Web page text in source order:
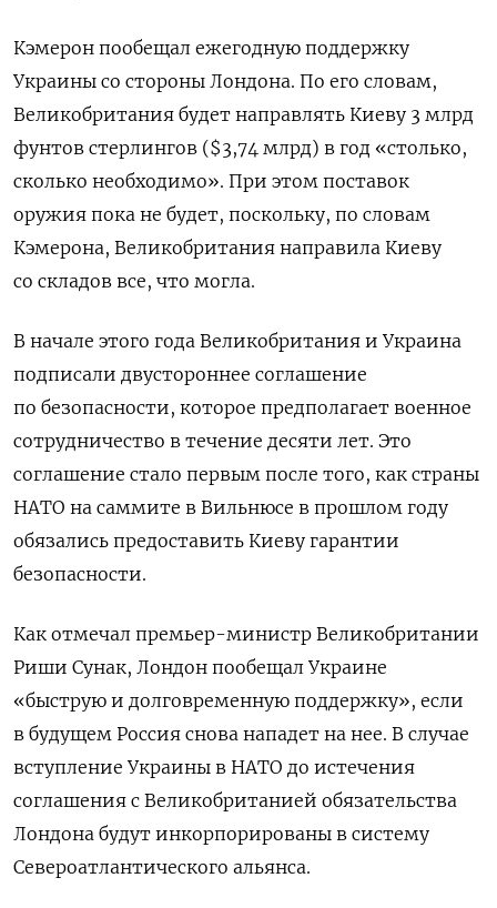
Кэмерон пообещал ежегодную поддержку
Украины со стороны Лондона. По его словам,
Великобритания будет направлять Киеву 3 млрд
фунтов стерлингов ($3,74 млрд) в год «столько,
сколько необходимо». При этом поставок
оружия пока не будет, поскольку, по словам
Кэмерона, Великобритания направила Киеву
со складов все, что могла.
В начале этого года Великобритания и Украина
подписали двустороннее соглашение
по безопасности, которое предполагает военное
сотрудничество в течение десяти лет. Это
соглашение стало первым после того, как страны
НАТО на саммите в Вильнюсе в прошлом году
обязались предоставить Киеву гарантии
безопасности.
Как отмечал премьер-министр Великобритании
Риши Сунак, Лондон пообещал Украине
«быструю и долговременную поддержку», если
в будущем Россия снова нападет на нее. В случае
вступление Украины в НАТО до истечения
соглашения с Великобританией обязательства
Лондона будут инкорпорированы в систему
Североатлантического альянса.